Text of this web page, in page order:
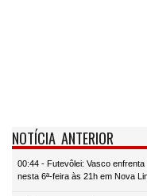
NOTÍCIA ANTERIOR
00:44 - Futevôlei: Vasco enfrenta
nesta 6ª-feira às 21h em Nova